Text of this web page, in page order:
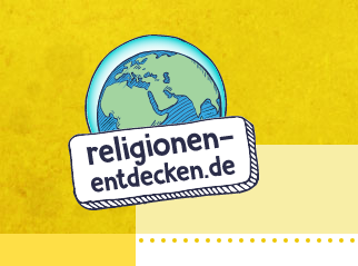
Direkt